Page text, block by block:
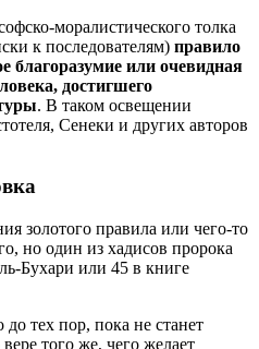
моралистического толка
к последователям) правило
благоразумие или очевидная
достигшего
. В таком освещении
Сенеки и других авторов
золотого правила или чего-то
но один из хадисов пророка
Бухари или 45 в книге
до тех пор, пока не станет
того же, чего желает